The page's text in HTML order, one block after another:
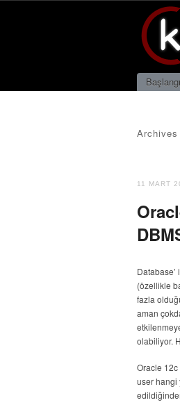
Main
Skip to
Archives
11 MART
(özellikle
fazla
aman
olabiliyor.
Oracle
user hangi